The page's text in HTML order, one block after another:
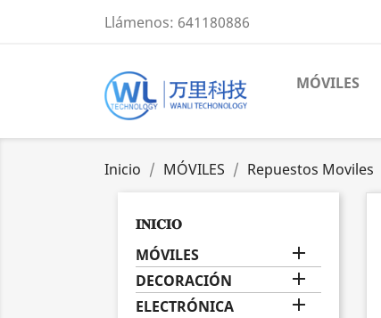
Llámenos: 641180886
MÓVILES
Inicio MÓVILES Repuestos Moviles
𝐈𝐍𝐈𝐂𝐈𝐎
MÓVILES 
DECORACIÓN 
ELECTRÓNICA 